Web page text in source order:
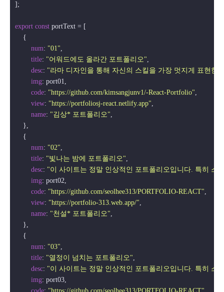
];
export const portText = [
    {
num: "01",
title: "어워드에도 올라간 포트폴리오",
desc: "라마 디자인을 통해 자신의 스킬을 가장 멋지게 표현한
img: port01,
code: "https://github.com/kimsangjunv1/-React-Portfolio",
view: "https://portfoliosj-react.netlify.app",
name: "김상* 포트폴리오",
    },
    {
num: "02",
title: "빛나는 밤에 포트폴리오",
desc: "이 사이트는 정말 인상적인 포트폴리오입니다. 특히 스
img: port02,
code: "https://github.com/seolhee313/PORTFOLIO-REACT",
view: "https://portfolio-313.web.app/",
name: "천설* 포트폴리오",
    },
    {
num: "03",
title: "열정이 넘치는 포트폴리오",
desc: "이 사이트는 정말 인상적인 포트폴리오입니다. 특히 스
img: port03,